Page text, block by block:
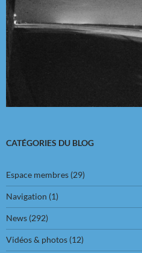
CATÉGORIES DU BLOG
Espace membres (29)
Navigation (1)
News (292)
Vidéos & photos (12)